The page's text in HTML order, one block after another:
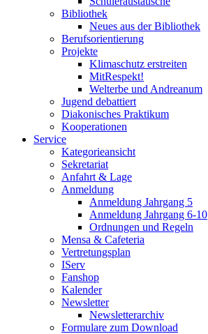
Bibliothek
Neues aus der Bibliothek
Berufsorientierung
Projekte
Klimaschutz erstreiten
MitRespekt!
Welterbe und Andreanum
Jugend debattiert
Diakonisches Praktikum
Kooperationen
Service
Kategorieansicht
Sekretariat
Anfahrt & Lage
Anmeldung
Anmeldung Jahrgang 5
Anmeldung Jahrgang 6-10
Ordnungen und Regeln
Mensa & Cafeteria
Vertretungsplan
IServ
Fanshop
Kalender
Newsletter
Newsletterarchiv
Formulare zum Download